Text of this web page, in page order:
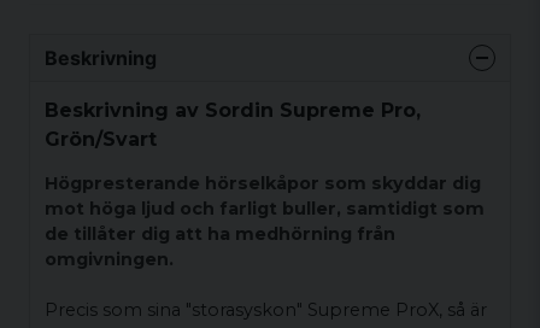
Beskrivning
Beskrivning av Sordin Supreme Pro,
Grön/Svart
Högpresterande hörselkåpor som skyddar dig
mot höga ljud och farligt buller, samtidigt som
de tillåter dig att ha medhörning från
omgivningen.
Precis som sina "storasyskon" Supreme ProX, så är